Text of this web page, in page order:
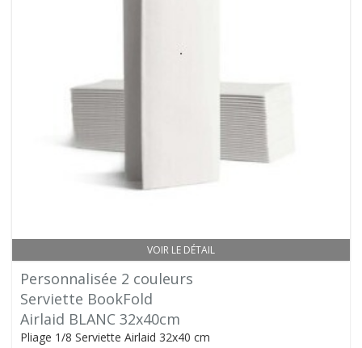
VOIR LE DÉTAIL
Personnalisée 2 couleurs
Serviette BookFold
Airlaid BLANC 32x40cm
Pliage 1/8 Serviette Airlaid 32x40 cm